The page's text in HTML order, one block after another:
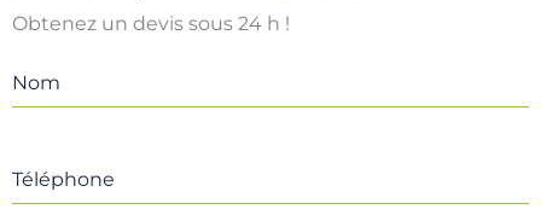
Obtenez un devis sous 24 h !
Nom
Téléphone